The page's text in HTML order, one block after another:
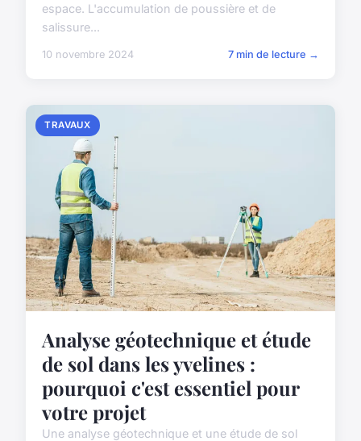
espace. L'accumulation de poussière et de
salissure...
10 novembre 2024 7 min de lecture →
TRAVAUX
Analyse géotechnique et étude
de sol dans les yvelines :
pourquoi c'est essentiel pour
votre projet
Une analyse géotechnique et une étude de sol